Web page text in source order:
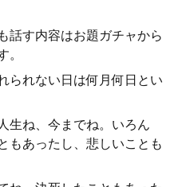
話す内容はお題ガチャから
られない日は何月何日とい
生ね、今までね。いろん
もあったし、悲しいことも